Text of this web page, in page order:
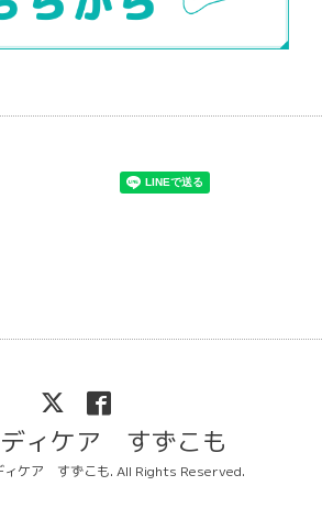
ィケア すずこも
ィケア すずこも. All Rights Reserved.